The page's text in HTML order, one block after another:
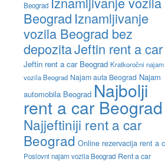
Beograd
Beograd Iznamljivanje
vozila Beograd bez
depozitaJeftin rent a car
Jeftin rent a car Beograd Kratkoročni najam
vozila Beograd Najam auta Beograd Najam
automobila Beograd Najbolji
rent a car Beograd
Najjeftiniji rent a car
Beograd Online rezervacija rent a
Poslovni najam vozila Beograd Rent a car